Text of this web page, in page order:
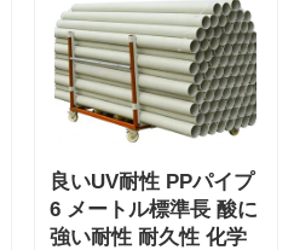
良いUV耐性 PPパイプ
6 メートル標準長 酸に
強い耐性 耐久性 化学